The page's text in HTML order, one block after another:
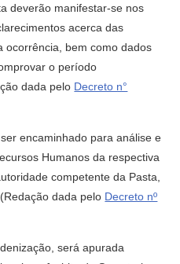
deverão manifestar-se nos
acerca das
ocorrência, bem como dados
o período
dada pelo Decreto n°
encaminhado para análise e
Humanos da respectiva
competente da Pasta,
dada pelo Decreto nº
será apurada